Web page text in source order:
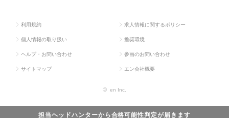
担当ヘッドハンターから合格可能性判定が届きます
利用規約 求人情報に関するポリシー
個人情報の取り扱い 推奨環境
ヘルプ・お問い合わせ 参画のお問い合わせ
サイトマップ エン会社概要
© en Inc.